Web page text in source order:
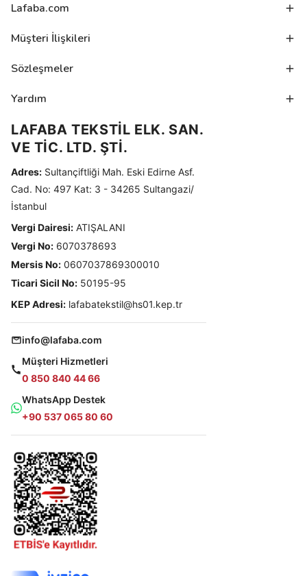
Lafaba.com
Müşteri İlişkileri
Sözleşmeler
Yardım
LAFABA TEKSTİL ELK. SAN.
VE TİC. LTD. ŞTİ.
Adres: Sultançiftliği Mah. Eski Edirne Asf.
Cad. No: 497 Kat: 3 - 34265 Sultangazi/
İstanbul
Vergi Dairesi: ATIŞALANI
Vergi No: 6070378693
Mersis No: 0607037869300010
Ticari Sicil No: 50195-95
KEP Adresi: lafabatekstil@hs01.kep.tr
info@lafaba.com
Müşteri Hizmetleri
0 850 840 44 66
WhatsApp Destek
+90 537 065 80 60